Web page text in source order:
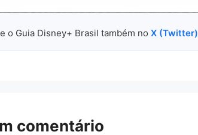
o Guia Disney+ Brasil também no X (Twitter)
comentário